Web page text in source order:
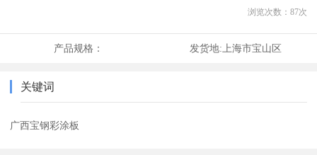
浏览次数： 87次
产品规格： 发货地:上海市宝山区
关键词
广西宝钢彩涂板